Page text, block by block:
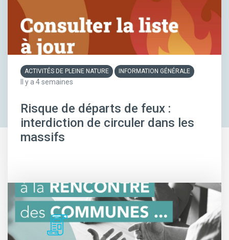
ACTIVITÉS DE PLEINE NATURE INFORMATION GÉNÉRALE
Il y a 4 semaines
Risque de départs de feux :
interdiction de circuler dans les
massifs